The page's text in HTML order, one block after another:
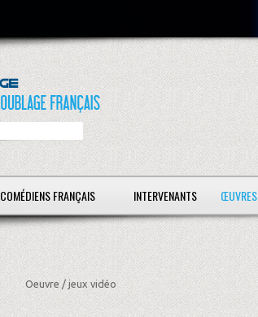
COMÉDIENS FRANÇAIS INTERVENANTS ŒUVRES
Oeuvre / jeux vidéo